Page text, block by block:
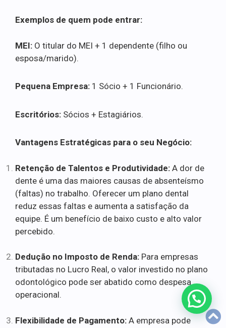
Exemplos de quem pode entrar:
MEI: O titular do MEI + 1 dependente (filho ou
esposa/marido).
Pequena Empresa: 1 Sócio + 1 Funcionário.
Escritórios: Sócios + Estagiários.
Vantagens Estratégicas para o seu Negócio:
Retenção de Talentos e Produtividade: A dor de
dente é uma das maiores causas de absenteísmo
(faltas) no trabalho. Oferecer um plano dental
reduz essas faltas e aumenta a satisfação da
equipe. É um benefício de baixo custo e alto valor
percebido.
Dedução no Imposto de Renda: Para empresas
tributadas no Lucro Real, o valor investido no plano
odontológico pode ser abatido como despesa
operacional.
Flexibilidade de Pagamento: A empresa pode